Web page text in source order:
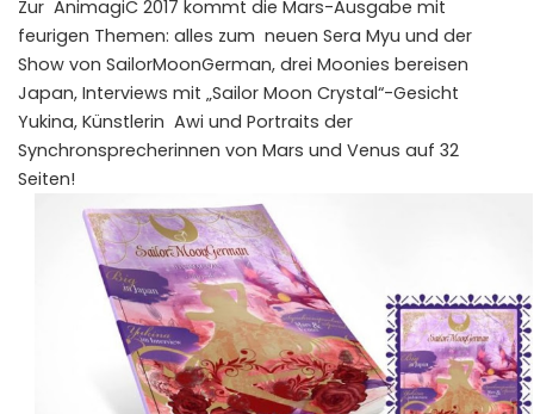
Zur AnimagiC 2017 kommt die Mars-Ausgabe mit
feurigen Themen: alles zum neuen Sera Myu und der
Show von SailorMoonGerman, drei Moonies bereisen
Japan, Interviews mit „Sailor Moon Crystal“-Gesicht
Yukina, Künstlerin Awi und Portraits der
Synchronsprecherinnen von Mars und Venus auf 32
Seiten!